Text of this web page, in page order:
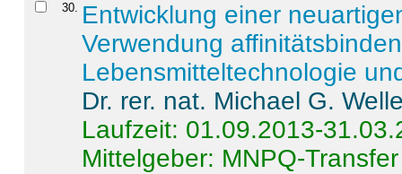
30. Entwicklung einer
Verwendung
Lebensmitteltechnologie
Dr. rer. nat. Michael G.
Laufzeit: 01.09.2013-
Mittelgeber: MNPQ-Transfer